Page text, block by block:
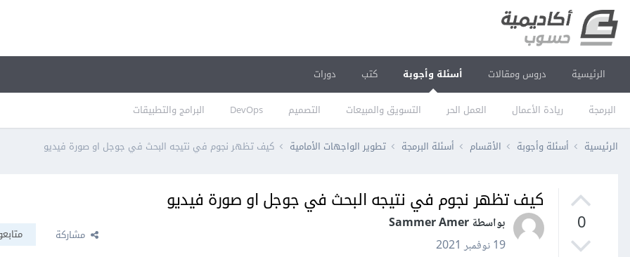
الرئيسية دروس ومقالات أسئلة وأجوبة
البرمجة ريادة الأعمال العمل الحر التسويق والمبيعات التصميم DevOps البرامج والتطبيقات
كتب دورات
الرئيسية أسئلة وأجوبة الأقسام أسئلة البرمجة تطوير الواجهات الأمامية كيف تظهر نجوم في نتيجه البحث في جوجل او صورة فيديو
0
كيف تظهر نجوم في نتيجه البحث في جوجل او صورة فيديو
بواسطة Sammer Amer
19 نوفمبر 2021
مشاركة